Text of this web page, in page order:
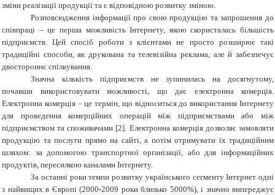
зміни реалізації продукції та є відповідною розвитку зміною.
Розповсюдження інформації про свою продукцію та запрошення до
співпраці – це перша можливість Інтернету, якою скористалась більшість
підприємств. Цей спосіб роботи з клієнтами не просто розширює такі
традиційні способи, як друкована та телевізійна реклама, але й забезпечує
двостороннє спілкування.
Значна кількість підприємств не зупинилась на досягнутому,
почавши використовувати можливості, що дає електронна комерція.
Електронна комерція – це термін, що відноситься до використання Інтернету
для проведення комерційних операцій між підприємствами або між
підприємством та споживачами [2]. Електронна комерція дозволяє замовляти
продукцію та послуги прямо на сайті, а потім отримувати їх традиційним
шляхом: за допомогою транспортної організації, або для інформаційних
продуктів, пересилкою каналами Інтернету.
За останні роки темпи розвитку українського сегменту Інтернет одні
з найвищих в Європі (2000-2009 роки близько 5000%), і значно випереджує